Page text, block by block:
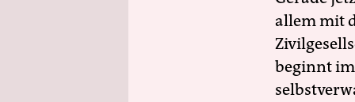
allem mit
beginnt